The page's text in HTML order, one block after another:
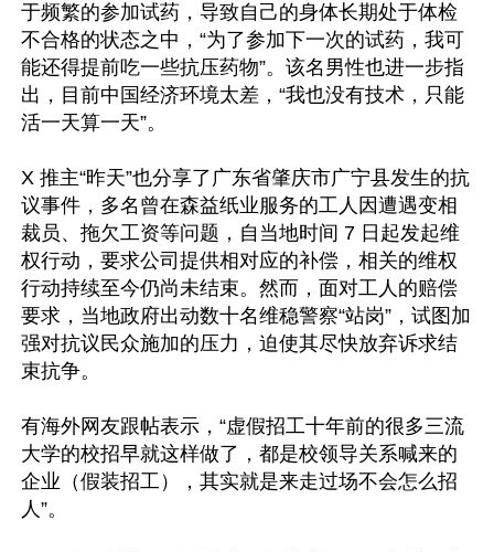
于频繁的参加试药，导致自己的身体长期处于体检
不合格的状态之中，“为了参加下一次的试药，我可
能还得提前吃一些抗压药物”。该名男性也进一步指
出，目前中国经济环境太差，“我也没有技术，只能
活一天算一天”。
X 推主“昨天”也分享了广东省肇庆市广宁县发生的抗
议事件，多名曾在森益纸业服务的工人因遭遇变相
裁员、拖欠工资等问题，自当地时间 7 日起发起维
权行动，要求公司提供相对应的补偿，相关的维权
行动持续至今仍尚未结束。然而，面对工人的赔偿
要求，当地政府出动数十名维稳警察“站岗”，试图加
强对抗议民众施加的压力，迫使其尽快放弃诉求结
束抗争。
有海外网友跟帖表示，“虚假招工十年前的很多三流
大学的校招早就这样做了，都是校领导关系喊来的
企业（假装招工），其实就是来走过场不会怎么招
人”。